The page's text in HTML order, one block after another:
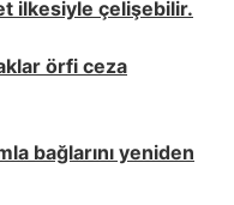
ilkesiyle çelişebilir.
örfi ceza
bağlarını yeniden